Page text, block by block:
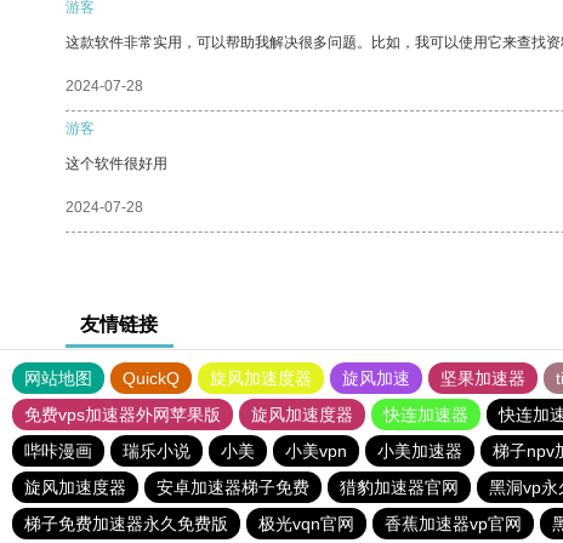
游客
这款软件非常实用，可以帮助我解决很多问题。比如，我可以使用它来查找资
2024-07-28
游客
这个软件很好用
2024-07-28
友情链接
网站地图 QuickQ 旋风加速度器 旋风加速 坚果加速器
免费vps加速器外网苹果版
旋风加速度器 快连加速器 快连加
哔咔漫画
瑞乐小说 小美 小美vpn 小美加速器 梯子npv
旋风加速度器
安卓加速器梯子免费 猎豹加速器官网 黑洞vp永
梯子免费加速器永久免费版
极光vqn官网 香蕉加速器vp官网